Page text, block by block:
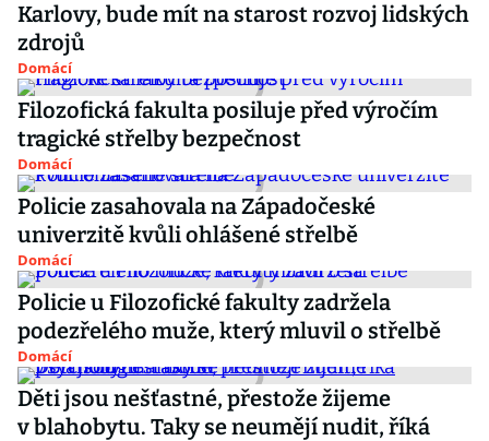
Karlovy, bude mít na starost rozvoj lidských
zdrojů
Domácí
Filozofická fakulta posiluje před výročím
tragické střelby bezpečnost
Domácí
Policie zasahovala na Západočeské
univerzitě kvůli ohlášené střelbě
Domácí
Policie u Filozofické fakulty zadržela
podezřelého muže, který mluvil o střelbě
Domácí
Děti jsou nešťastné, přestože žijeme
v blahobytu. Taky se neumějí nudit, říká